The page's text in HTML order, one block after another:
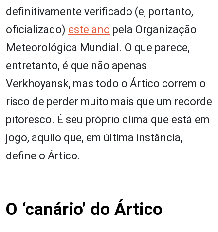
definitivamente verificado (e, portanto,
oficializado) este ano pela Organização
Meteorológica Mundial. O que parece,
entretanto, é que não apenas
Verkhoyansk, mas todo o Ártico correm o
risco de perder muito mais que um recorde
pitoresco. É seu próprio clima que está em
jogo, aquilo que, em última instância,
define o Ártico.
O ‘canário’ do Ártico